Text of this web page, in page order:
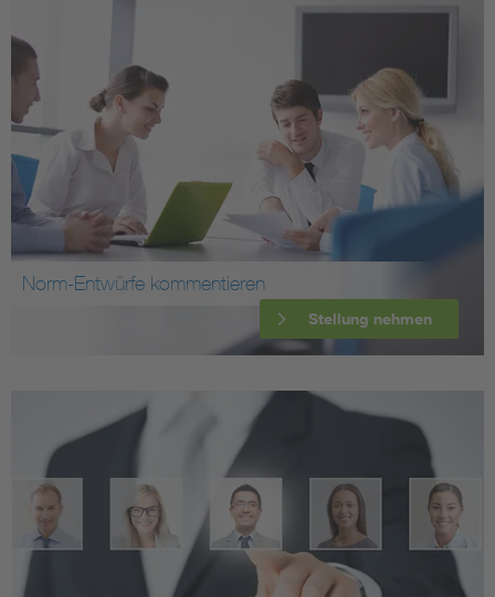
Norm-Entwürfe kommentieren
Stellung nehmen